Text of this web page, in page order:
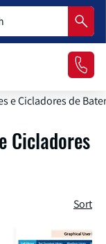
e Cicladores de
Cicladores
Sort